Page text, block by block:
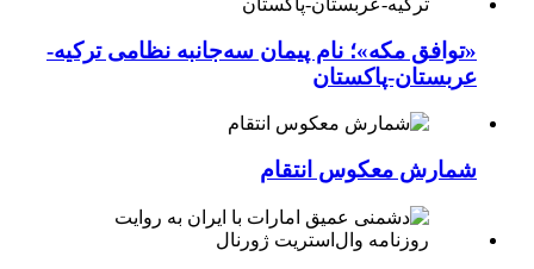
«توافق مکه»؛ نام پیمان سه‌جانبه نظامی ترکیه-
عربستان-پاکستان
شمارش معکوس انتقام